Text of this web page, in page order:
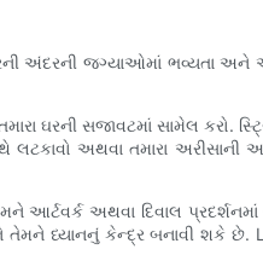
ઘરની અંદરની જગ્યાઓમાં ભવ્યતા
ઘરની સજાવટમાં સામેલ કરો.
લટકાવો અથવા તમારા
અથવા દિવાલ
ધ્યાનનું કેન્દ્ર બનાવી શકે છે.